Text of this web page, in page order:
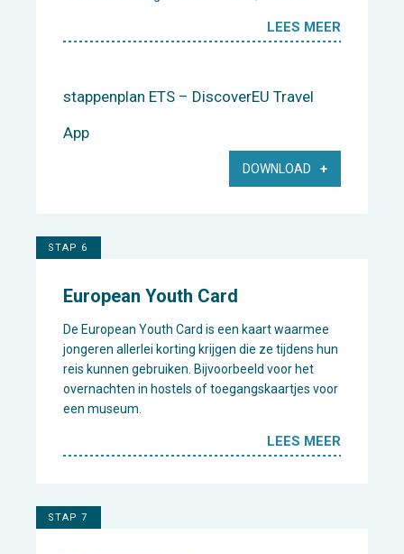
LEES MEER
stappenplan ETS – DiscoverEU Travel
App
DOWNLOAD
STAP 6
European Youth Card
De European Youth Card is een kaart waarmee
jongeren allerlei korting krijgen die ze tijdens hun
reis kunnen gebruiken. Bijvoorbeeld voor het
overnachten in hostels of toegangskaartjes voor
een museum.
LEES MEER
STAP 7